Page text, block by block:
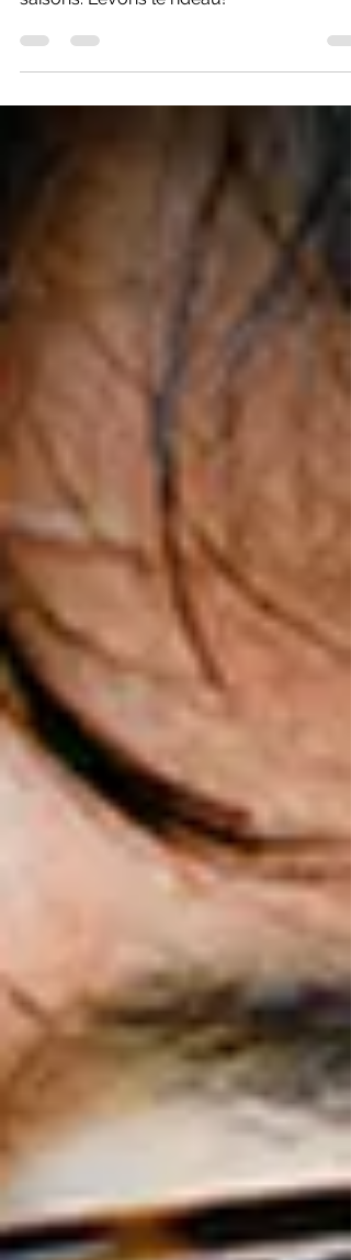
qui ont marqué le 15 septembre au fil des
saisons. Levons le rideau!